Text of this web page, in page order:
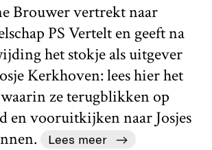
Brouwer vertrekt naar
PS Vertelt en geeft na
het stokje als uitgever
Kerkhoven: lees hier het
ze terugblikken op
en vooruitkijken naar Josjes
Lees meer